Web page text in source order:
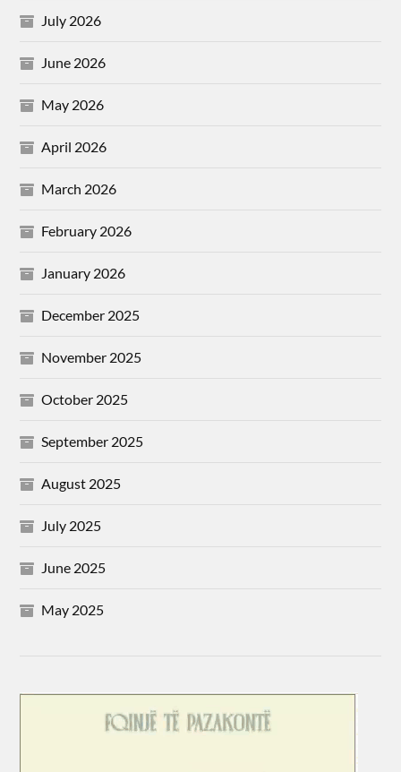
July 2026
June 2026
May 2026
April 2026
March 2026
February 2026
January 2026
December 2025
November 2025
October 2025
September 2025
August 2025
July 2025
June 2025
May 2025